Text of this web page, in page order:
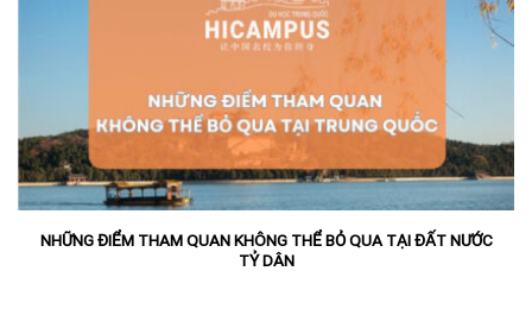
NHỮNG ĐIỂM THAM QUAN KHÔNG THỂ BỎ QUA TẠI ĐẤT NƯỚC
TỶ DÂN